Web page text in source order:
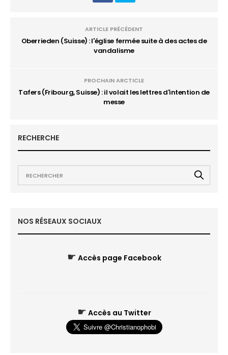
ARTICLE PRÉCÉDENT
Oberrieden (Suisse) : l'église fermée suite à des actes de
vandalisme
PROCHAIN ARCTICLE
Tafers (Fribourg, Suisse) : il volait les lettres d'intention de
messe
RECHERCHE
NOS RÉSEAUX SOCIAUX
☛ Accès page Facebook
☛ Accès au Twitter